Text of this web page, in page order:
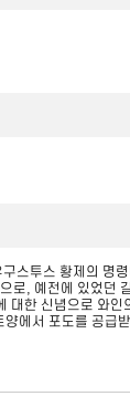
스투스 황제의 명
로, 예전에 있었던
대한 신념으로 와인
에서 포도를 공급